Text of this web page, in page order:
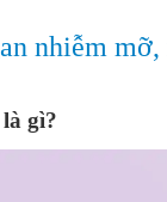
nhiễm
gì?